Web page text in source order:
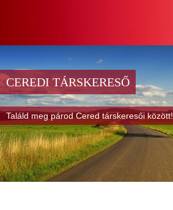
CEREDI TÁRSKERESŐ
Találd meg párod Cered társkeresői között!